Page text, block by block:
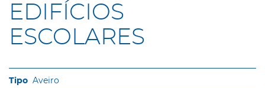
EDIFÍCIOS
ESCOLARES
Aveiro